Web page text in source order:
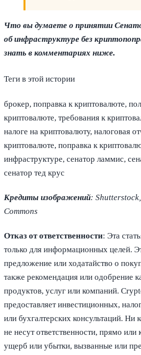
Что вы думаете о принятии
об инфраструктуре без
знать в комментариях ниже.
Теги в этой истории
брокер, поправка к криптовалюте,
криптовалюте, требования к
налоге на криптовалюту, налоговая
криптовалюте, поправка к
инфраструктуре, сенатор ламмис,
сенатор тед крус
Кредиты изображений:
Commons
Отказ от ответственности: Эта
только для информационных целей.
предложение или ходатайство о
также рекомендация или одобрение
продуктов, услуг или компаний.
предоставляет инвестиционных,
или бухгалтерских консультаций. Ни
не несут ответственности, прямо
ущерб или убытки, вызванные или